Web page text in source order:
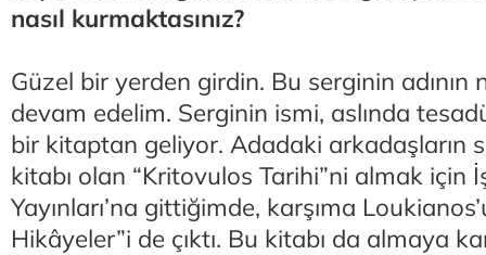
nasıl kurmaktasınız?
Güzel bir yerden girdin. Bu serginin adının
devam edelim. Serginin ismi, aslında
bir kitaptan geliyor. Adadaki arkadaşların
kitabı olan “Kritovulos Tarihi”ni almak için
Yayınları’na gittiğimde, karşıma
Hikâyeler”i de çıktı. Bu kitabı da almaya